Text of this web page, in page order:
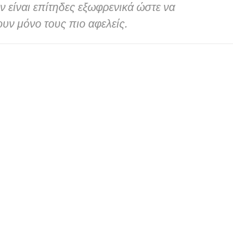
είναι επίτηδες εξωφρενικά ώστε να
μόνο τους πιο αφελείς.